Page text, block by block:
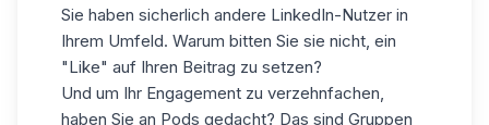
Sie haben sicherlich andere LinkedIn-Nutzer in
Ihrem Umfeld. Warum bitten Sie sie nicht, ein
"Like" auf Ihren Beitrag zu setzen?
Und um Ihr Engagement zu verzehnfachen,
haben Sie an Pods gedacht? Das sind Gruppen